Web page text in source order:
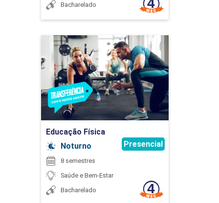
Bacharelado
Educação Física
Noturno
Presencial
8 semestres
Saúde e Bem-Estar
Bacharelado
Educação Física
Detalhes do curso
Ir para Inscrição